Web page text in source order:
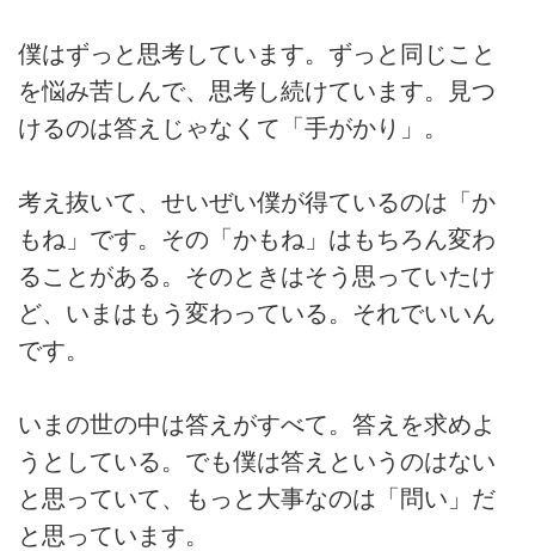
僕はずっと思考しています。ずっと同じこと
を悩み苦しんで、思考し続けています。見つ
けるのは答えじゃなくて「手がかり」。
考え抜いて、せいぜい僕が得ているのは「か
もね」です。その「かもね」はもちろん変わ
ることがある。そのときはそう思っていたけ
ど、いまはもう変わっている。それでいいん
です。
いまの世の中は答えがすべて。答えを求めよ
うとしている。でも僕は答えというのはない
と思っていて、もっと大事なのは「問い」だ
と思っています。